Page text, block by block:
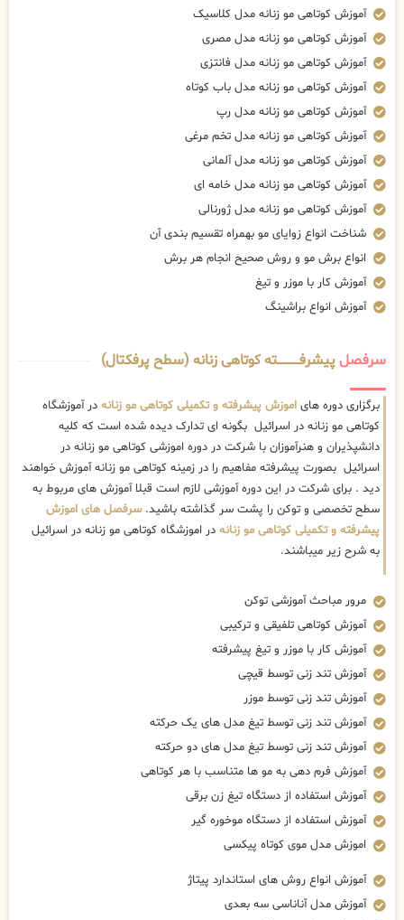
آموزش کوتاهی مو زنانه مدل کلاسیک
آموزش کوتاهی مو زنانه مدل مصری
آموزش کوتاهی مو زنانه مدل فانتزی
آموزش کوتاهی مو زنانه مدل باب کوتاه
آموزش کوتاهی مو زنانه مدل رپ
آموزش کوتاهی مو زنانه مدل تخم مرغی
آموزش کوتاهی مو زنانه مدل آلمانی
آموزش کوتاهی مو زنانه مدل خامه ای
آموزش کوتاهی مو زنانه مدل ژورنالی
شناخت انواع زوایای مو بهمراه تقسیم بندی آن
انواع برش مو و روش صحیح انجام هر برش
آموزش کار با موزر و تیغ
آموزش انواع براشینگ
سرفصلپیشرفــــــــــــته کوتاهی زنانه (سطح پرفکتال)
برگزاری دوره های اموزش پیشرفته و تکمیلی کوتاهی مو زنانه در آموزشگاه
کوتاهی مو زنانه در اسرائیل بگونه ای تدارک دیده شده است که کلیه
دانشپذیران و هنرآموزان با شرکت در دوره اموزشی کوتاهی مو زنانه در
اسرائیل بصورت پیشرفته مفاهیم را در زمینه کوتاهی مو زنانه آموزش خواهند
دید . برای شرکت در این دوره آموزشی لازم است قبلا آموزش های مربوط به
سطح تخصصی و توکن را پشت سر گذاشته باشید.سرفصل های اموزش
پیشرفته و تکمیلی کوتاهی مو زنانه در اموزشگاه کوتاهی مو زنانه در اسرائیل
به شرح زیر میباشند.
مرور مباحث آموزشی توکن
آموزش کوتاهی تلفیقی و ترکیبی
آموزش کار با موزر و تیغ پیشرفته
آموزش تند زنی توسط قیچی
آموزش تند زنی توسط موزر
آموزش تند زنی توسط تیغ مدل های یک حرکته
آموزش تند زنی توسط تیغ مدل های دو حرکته
آموزش فرم دهی به مو ها متناسب با هر کوتاهی
آموزش استفاده از دستگاه تیغ زن برقی
آموزش استفاده از دستگاه موخوره گیر
اموزش مدل موی کوتاه پیکسی
آموزش انواع روش های استاندارد پیتاژ
آموزش مدل آناناسی سه بعدی